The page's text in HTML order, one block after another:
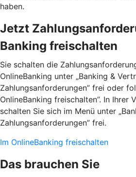
haben.
Jetzt
Banking freischalten
Sie schalten die
OnlineBanking unter „Banking &
Zahlungsanforderungen”­ frei oder
OnlineBanking freischalten”. In Ihrer
schalten Sie sich im Menü unter
Zahlungsanforderungen” frei.
Im OnlineBanking freischalten
Das brauchen Sie